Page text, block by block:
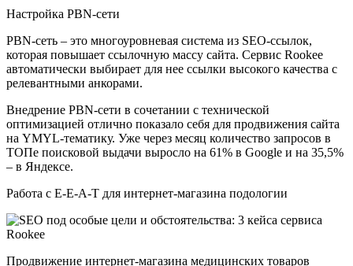
Настройка PBN-сети
PBN-сеть – это многоуровневая система из SEO-ссылок,
которая повышает ссылочную массу сайта. Сервис Rookee
автоматически выбирает для нее ссылки высокого качества с
релевантными анкорами.
Внедрение PBN-сети в сочетании с технической
оптимизацией отлично показало себя для продвижения сайта
на YMYL-тематику. Уже через месяц количество запросов в
ТОПе поисковой выдачи выросло на 61% в Google и на 35,5%
– в Яндексе.
Работа с E-E-A-T для интернет-магазина подологии
Продвижение интернет-магазина медицинских товаров